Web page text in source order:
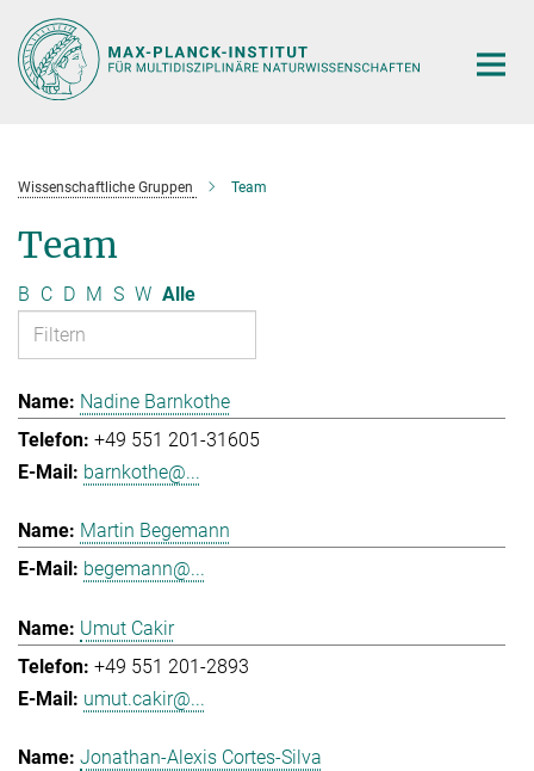
Hauptinhalt
Wissenschaftliche Gruppen Team
Team
B C D M S W Alle
Nadine Barnkothe
+49 551 201-31605
barnkothe@...
Martin Begemann
begemann@...
Umut Cakir
+49 551 201-2893
umut.cakir@...
Jonathan-Alexis Cortes-Silva